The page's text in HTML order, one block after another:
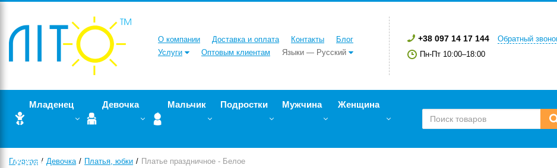
О компании Доставка и оплата Контакты
Блог
Услуги
Оптовым клиентам Языки — Русский
+38 097 14 17 144
Обратный
Пн-Пт 10:00–18:00
Младенец Девочка Мальчик Подростки Мужчина Женщина
Услуги
Главная Девочка Платья, юбки Платье праздничное - Белое